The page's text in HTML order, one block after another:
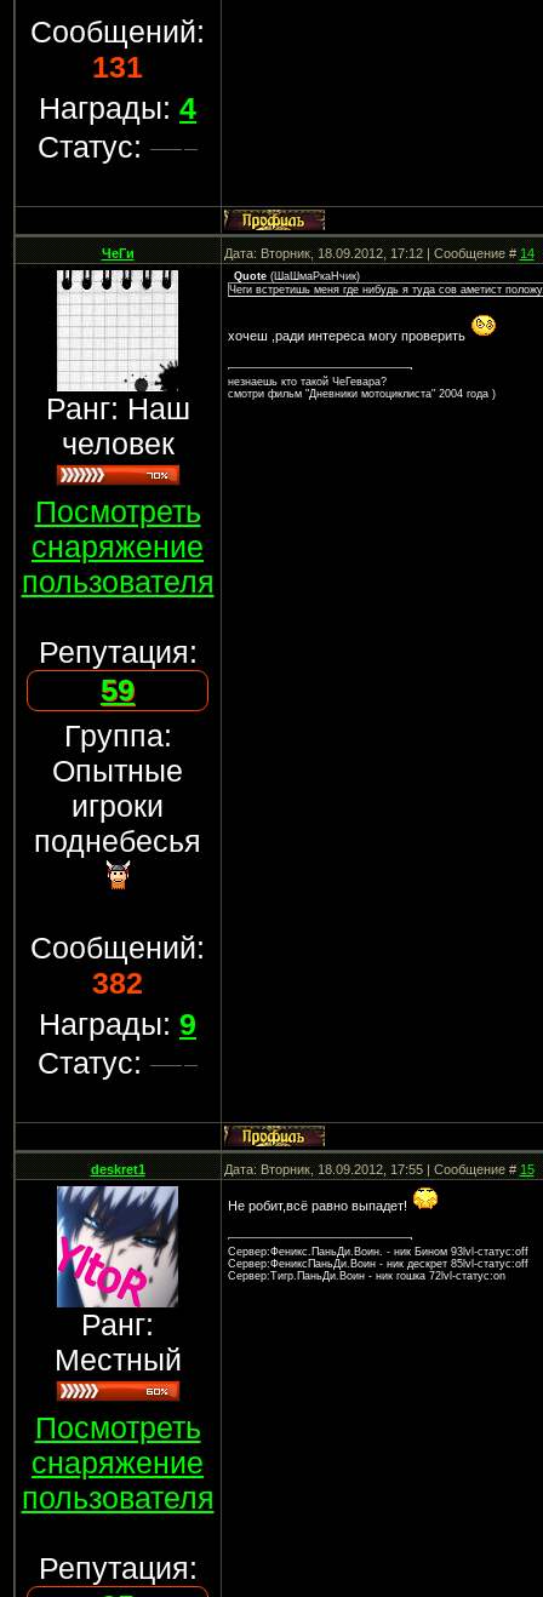
Сообщений:
131
Награды: 4
Статус:
ЧеГи Дата: Вторник, 18.09.2012, 17:12 | Сообщение #14
Ранг: Наш
человек
Посмотреть
снаряжение
пользователя
Репутация:
59
Группа:
Опытные
игроки
поднебесья
Сообщений:
382
Награды: 9
Статус:
Quote(ШаШмаРкаНчик)
Чеги встретишь меня где нибудь я туда сов аметист
хочеш ,ради интереса могу проверить
незнаешь кто такой ЧеГевара?
смотри фильм "Дневники мотоциклиста" 2004 года )
deskret1 Дата: Вторник, 18.09.2012, 17:55 | Сообщение #15
Ранг:
Местный
Посмотреть
снаряжение
пользователя
Репутация:
Не робит,всё равно выпадет!
Сервер:Феникс.ПаньДи.Воин. - ник Бином 93lvl-статус:off
Сервер:ФениксПаньДи.Воин - ник дескрет 85lvl-статус:off
Сервер:Тигр.ПаньДи.Воин - ник гошка 72lvl-статус:on